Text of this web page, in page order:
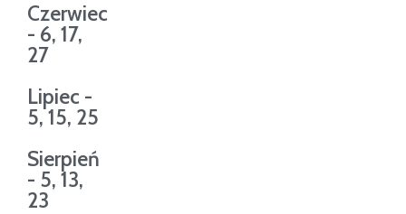
Czerwiec
- 6, 17,
27
Lipiec -
5, 15, 25
Sierpień
- 5, 13,
23